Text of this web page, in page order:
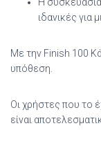
Η
ιδανικές για
Με την Finish 100
υπόθεση.
Οι χρήστες που το
είναι